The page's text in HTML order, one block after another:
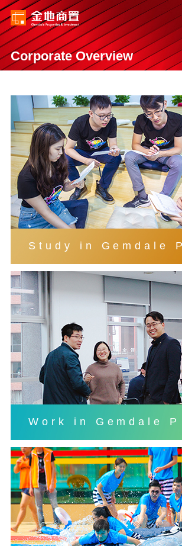
Corporate Overview
Study in Gemdale
Work in Gemdale P